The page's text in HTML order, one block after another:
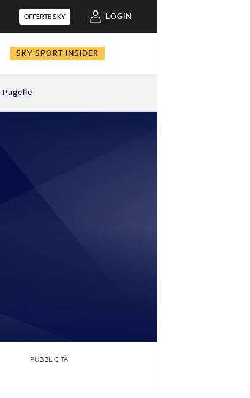
OFFERTE SKY LOGIN
SKY SPORT INSIDER
Pagelle
PUBBLICITÀ